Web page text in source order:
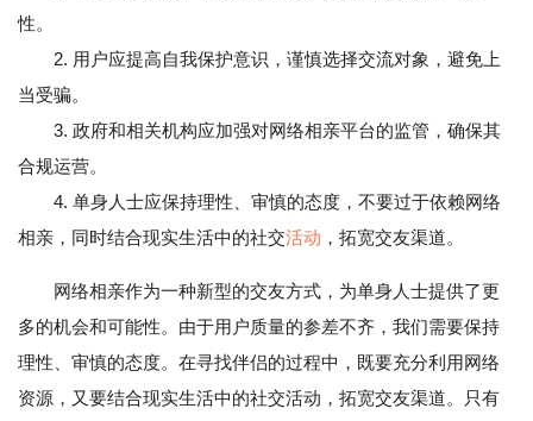
性。
2. 用户应提高自我保护意识，谨慎选择交流对象，避免上
当受骗。
3. 政府和相关机构应加强对网络相亲平台的监管，确保其
合规运营。
4. 单身人士应保持理性、审慎的态度，不要过于依赖网络
相亲，同时结合现实生活中的社交活动 ，拓宽交友渠道。
网络相亲作为一种新型的交友方式，为单身人士提供了更
多的机会和可能性。由于用户质量的参差不齐，我们需要保持
理性、审慎的态度。在寻找伴侣的过程中，既要充分利用网络
资源，又要结合现实生活中的社交活动，拓宽交友渠道。只有